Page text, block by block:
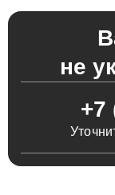
не
+7